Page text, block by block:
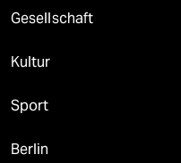
Gesellschaft
Kultur
Sport
Berlin